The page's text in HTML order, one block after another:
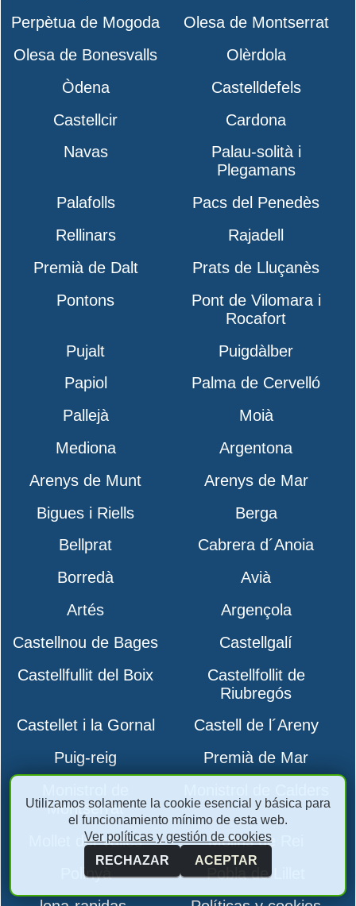
Perpètua de Mogoda
Olesa de Montserrat
Olesa de Bonesvalls
Olèrdola
Òdena
Castelldefels
Castellcir
Cardona
Navas
Palau-solità i
Plegamans
Palafolls
Pacs del Penedès
Rellinars
Rajadell
Premià de Dalt
Prats de Lluçanès
Pontons
Pont de Vilomara i
Rocafort
Pujalt
Puigdàlber
Papiol
Palma de Cervelló
Pallejà
Moià
Mediona
Argentona
Arenys de Munt
Arenys de Mar
Bigues i Riells
Berga
Bellprat
Cabrera d´Anoia
Borredà
Avià
Artés
Argençola
Castellnou de Bages
Castellgalí
Castellfullit del Boix
Castellfollit de
Riubregós
Castellet i la Gornal
Castell de l´Areny
Puig-reig
Premià de Mar
Montserrat
Mollet del Vallès
Molins de Rei
Polinyà
Pobla de Lillet
Utilizamos solamente la cookie esencial y básica para
el funcionamiento mínimo de esta web.
Ver políticas y gestión de cookies
RECHAZAR
ACEPTAR